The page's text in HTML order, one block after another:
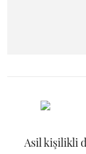
Asil kişilikli